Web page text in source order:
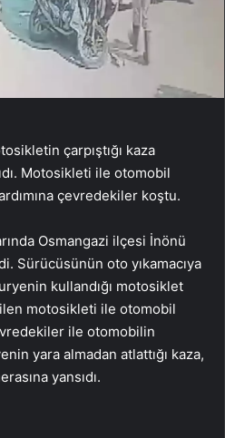
çarpıştığı kaza
Motosikleti ile otomobil
çevredekiler koştu.
Osmangazi ilçesi İnönü
Sürücüsünün oto yıkamacıya
kullandığı motosiklet
motosikleti ile otomobil
ile otomobilin
yara almadan atlattığı kaza,
yansıdı.